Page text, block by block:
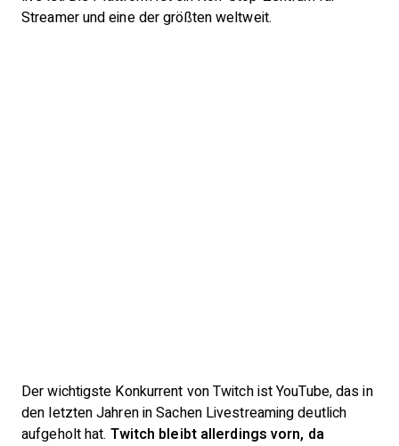
Streamer und eine der größten weltweit.
Der wichtigste Konkurrent von Twitch ist YouTube, das in
den letzten Jahren in Sachen Livestreaming deutlich
aufgeholt hat. Twitch bleibt allerdings vorn, da